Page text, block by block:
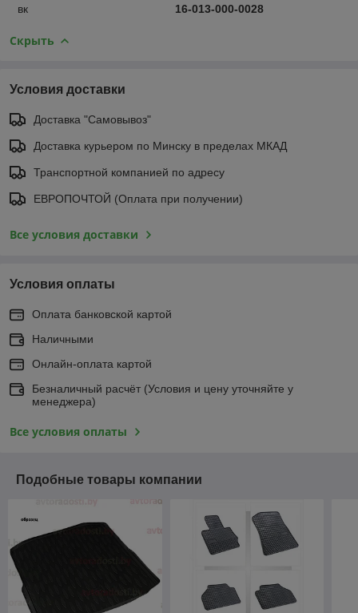
вк
16-013-000-0028
Скрыть
Условия доставки
Доставка "Самовывоз"
Доставка курьером по Минску в пределах МКАД
Транспортной компанией по адресу
ЕВРОПОЧТОЙ (Оплата при получении)
Все условия доставки
Условия оплаты
Оплата банковской картой
Наличными
Онлайн-оплата картой
Безналичный расчёт (Условия и цену уточняйте у
менеджера)
Все условия оплаты
Подобные товары компании